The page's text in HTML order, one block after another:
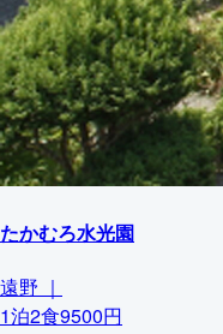
たかむろ水光園
遠野 ｜
1泊2食9500円